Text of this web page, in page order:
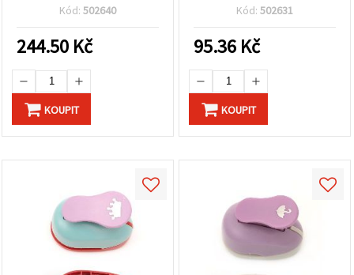
160 g/m²
Kód: 502640
244.50 Kč
KOUPIT
Ptáčci a srdíčka, pro
Kód: 502631
95.36 Kč
KOUPIT